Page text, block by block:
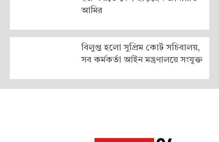
আমির
বিলুপ্ত হলো সুপ্রিম কোর্ট সচিবালয়,
সব কর্মকর্তা আইন মন্ত্রণালয়ে সংযুক্ত